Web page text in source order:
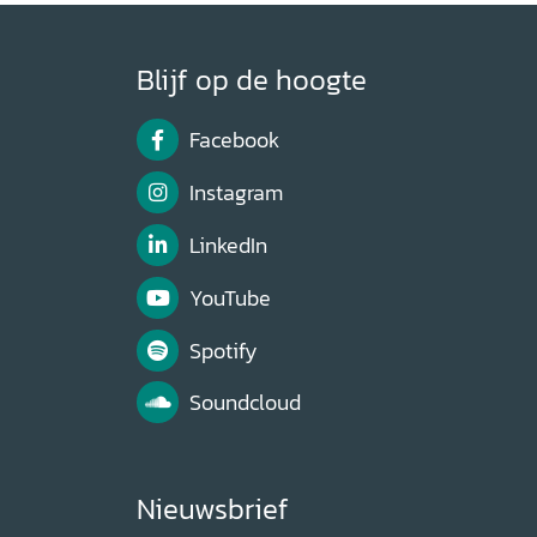
Blijf op de hoogte
Facebook
Instagram
LinkedIn
YouTube
Spotify
Soundcloud
Nieuwsbrief